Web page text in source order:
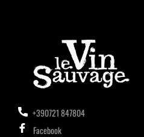
+390721 847804
Facebook